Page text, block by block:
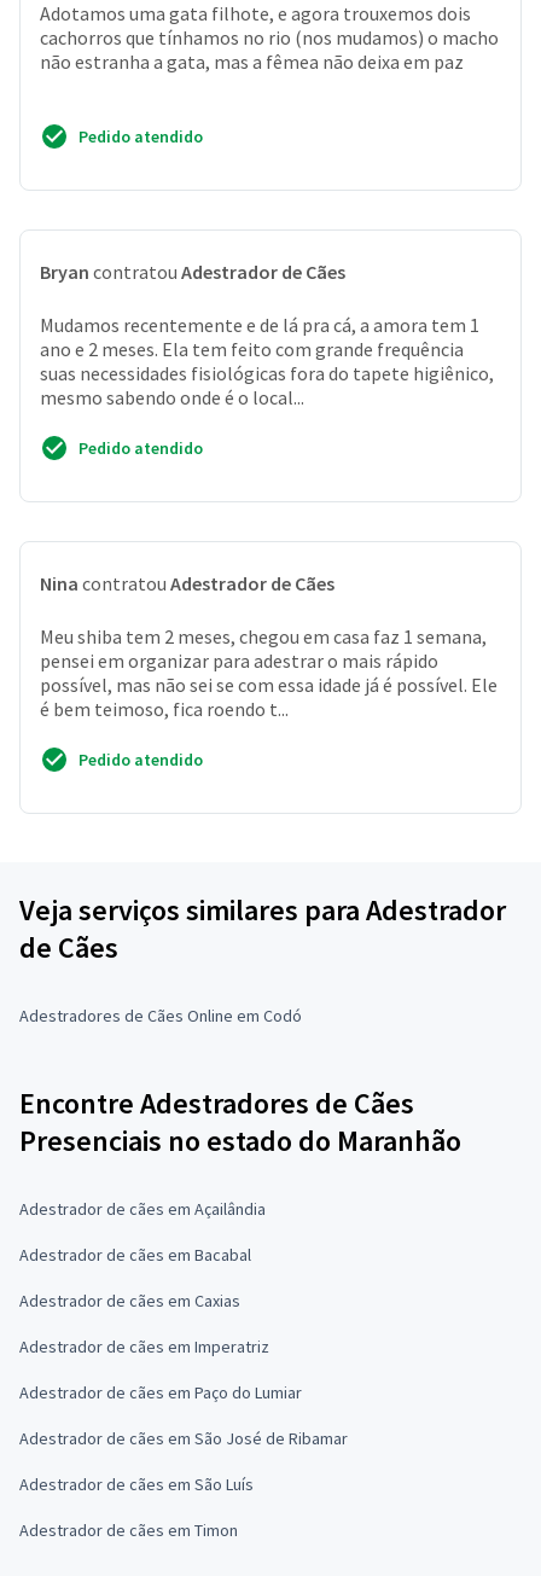
Adotamos uma gata filhote, e agora trouxemos dois
cachorros que tínhamos no rio (nos mudamos) o macho
não estranha a gata, mas a fêmea não deixa em paz
Pedido atendido
Bryan contratou Adestrador de Cães
Mudamos recentemente e de lá pra cá, a amora tem 1
ano e 2 meses. Ela tem feito com grande frequência
suas necessidades fisiológicas fora do tapete higiênico,
mesmo sabendo onde é o local...
Pedido atendido
Nina contratou Adestrador de Cães
Meu shiba tem 2 meses, chegou em casa faz 1 semana,
pensei em organizar para adestrar o mais rápido
possível, mas não sei se com essa idade já é possível. Ele
é bem teimoso, fica roendo t...
Pedido atendido
Veja serviços similares para Adestrador
de Cães
Adestradores de Cães Online em Codó
Encontre Adestradores de Cães
Presenciais no estado do Maranhão
Adestrador de cães em Açailândia
Adestrador de cães em Bacabal
Adestrador de cães em Caxias
Adestrador de cães em Imperatriz
Adestrador de cães em Paço do Lumiar
Adestrador de cães em São José de Ribamar
Adestrador de cães em São Luís
Adestrador de cães em Timon